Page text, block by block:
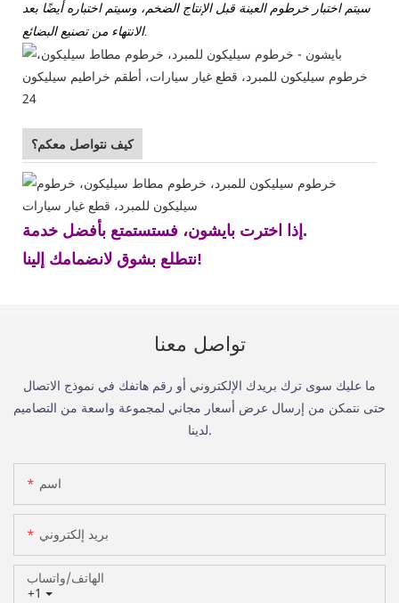
سيتم اختبار خرطوم العينة قبل الإنتاج الضخم، وسيتم اختباره أيضًا بعد
الانتهاء من تصنيع البضائع.
كيف نتواصل معكم؟
إذا اخترت بايشون، فستستمتع بأفضل خدمة.
نتطلع بشوق لانضمامك إلينا!
تواصل معنا
ما عليك سوى ترك بريدك الإلكتروني أو رقم هاتفك في نموذج الاتصال
حتى نتمكن من إرسال عرض أسعار مجاني لمجموعة واسعة من التصاميم
لدينا.
اسم
بريد إلكتروني
+1
الهاتف/واتساب